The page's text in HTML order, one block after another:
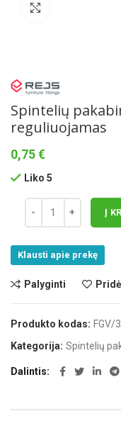
Spintelių
reguliuojamas
0,75€
Liko 5
Į
Klausti apie prekę
Palyginti
Produkto kodas: FGV/
Kategorija: Spintelių
Dalintis